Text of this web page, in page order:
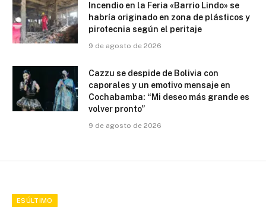
Incendio en la Feria «Barrio Lindo» se
habría originado en zona de plásticos y
pirotecnia según el peritaje
9 de agosto de 2026
Cazzu se despide de Bolivia con
caporales y un emotivo mensaje en
Cochabamba: “Mi deseo más grande es
volver pronto”
9 de agosto de 2026
ESÚLTIMO